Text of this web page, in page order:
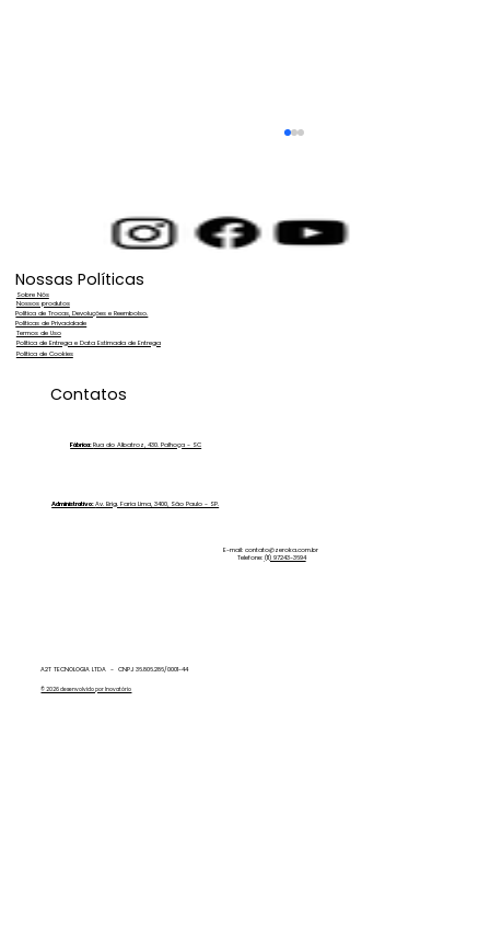
Lavação de Vidros e Fachadas:
Dinheiro com a Zero Ka!
A2T TECNOLOGIA LTDA - CNPJ 36.806.286/0001-44
© 2026 desenvolvido por Inovatório
Nossas Políticas
Nossos produtos
Sobre Nós
Política de Trocas, Devoluções e Reembolso.
Políticas de Privacidade
Política de Entrega e Data Estimada de Entrega
Política de Cookies
Termos de Uso
Contatos
Fábrica:Rua do Albatroz, 430. Palhoça - SC
Administrativo:Av. Brig. Faria Lima, 3400, São Paulo - SP.
E-mail:contato@zeroka.com.br
Telefone: (11) 97243-3694